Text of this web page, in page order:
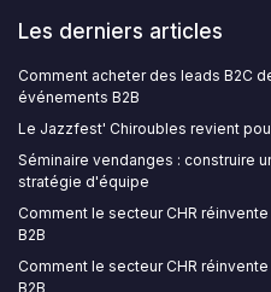
Les derniers articles
Comment acheter des leads B2C
événements B2B
Le Jazzfest' Chiroubles revient
Séminaire vendanges : construire
stratégie d'équipe
Comment le secteur CHR
B2B
Comment le secteur CHR
B2B